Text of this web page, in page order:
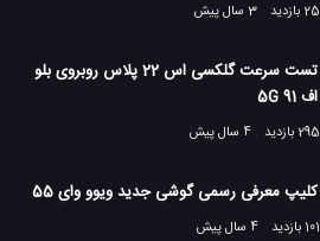
25 بازدید
3 سال پیش
تست سرعت گلکسی اس 22 پلاس روبروی بلو
اف 91 5G
295 بازدید
4 سال پیش
کلیپ معرفی رسمی گوشی جدید ویوو وای 55
101 بازدید 4 سال پیش